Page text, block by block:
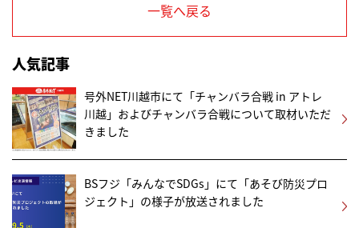
一覧へ戻る
人気記事
号外NET川越市にて「チャンバラ合戦 in アトレ
川越」およびチャンバラ合戦について取材いただ
きました
BSフジ「みんなでSDGs」にて「あそび防災プロ
ジェクト」の様子が放送されました